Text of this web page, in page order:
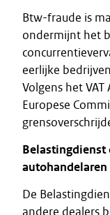
Btw-fraude is
ondermijnt het
eerlijke
Volgens het
Europese
Belastingdienst
autohandelaren
De
andere dealers